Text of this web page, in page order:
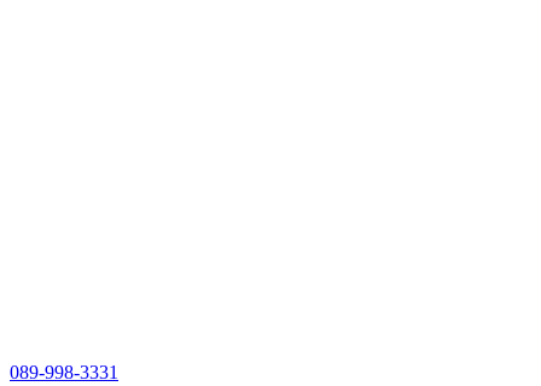
089-998-3331